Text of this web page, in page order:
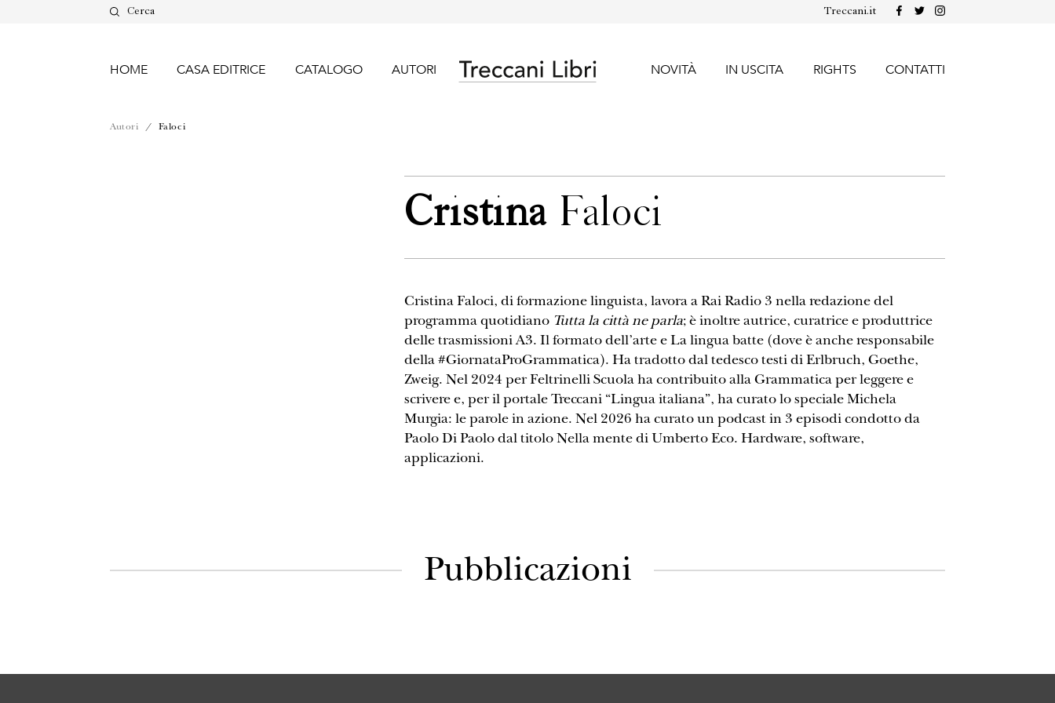
Cerca Treccani.it
HOME CASA EDITRICE CATALOGO AUTORI NOVITÀ IN USCITA RIGHTS CONTATTI
Autori / Faloci
CristinaFaloci
Cristina Faloci, di formazione linguista, lavora a Rai Radio 3 nella redazione del
programma quotidiano Tutta la città ne parla; è inoltre autrice, curatrice e produttrice
delle trasmissioni A3. Il formato dell’arte e La lingua batte (dove è anche responsabile
della #GiornataProGrammatica). Ha tradotto dal tedesco testi di Erlbruch, Goethe,
Zweig. Nel 2024 per Feltrinelli Scuola ha contribuito alla Grammatica per leggere e
scrivere e, per il portale Treccani “Lingua italiana”, ha curato lo speciale Michela
Murgia: le parole in azione. Nel 2026 ha curato un podcast in 3 episodi condotto da
Paolo Di Paolo dal titolo Nella mente di Umberto Eco. Hardware, software,
applicazioni.
Pubblicazioni